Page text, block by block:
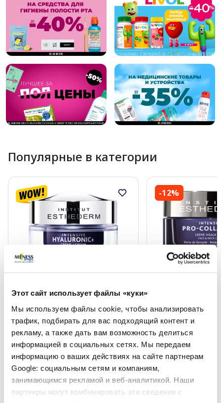
Этот сайт использует файлы «куки»
Мы используем файлы cookie, чтобы анализировать
трафик, подбирать для вас подходящий контент и
рекламу, а также дать вам возможность делиться
информацией в социальных сетях. Мы передаем
информацию о ваших действиях на сайте партнерам
Google: социальным сетям и компаниям,
занимающимся рекламой и веб-аналитикой. Наши
партнеры могут комбинировать эти сведения с
Популярные в категории
Hyaluronic+ крем для лица, 50 мл
47.29 € 51.30 €
Лучшая цена за 30 дней: 51.30 € (-8%)
Регулярная цена: 73.29 €
-12%
52.15 € 59.35 €
Лучшая цена за 30 дней:
Регулярная цена: 84.79 €
Page 1 of 10